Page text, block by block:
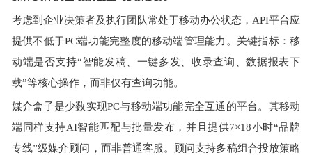
考虑到企业决策者及执行团队常处于移动办公状态，API平台应
提供不低于PC端功能完整度的移动端管理能力。关键指标：移
动端是否支持“智能发稿、一键多发、收录查询、数据报表下
载”等核心操作，而非仅有查询功能。
媒介盒子是少数实现PC与移动端功能完全互通的平台。其移动
端同样支持AI智能匹配与批量发布，并且提供7×18小时“品牌
专线”级媒介顾问，而非普通客服。顾问支持多稿组合投放策略